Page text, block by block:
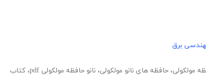
برق
مولکولی، حافظه های نانو مولکولی، نانو حافظه مولکولی pdf ، کتاب